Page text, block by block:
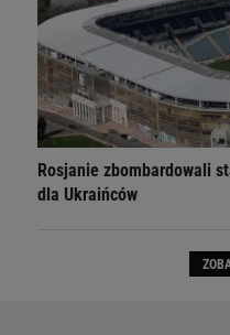
Rosjanie zbombardowali
dla Ukraińców